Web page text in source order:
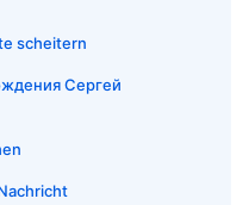
scheitern
Сергей